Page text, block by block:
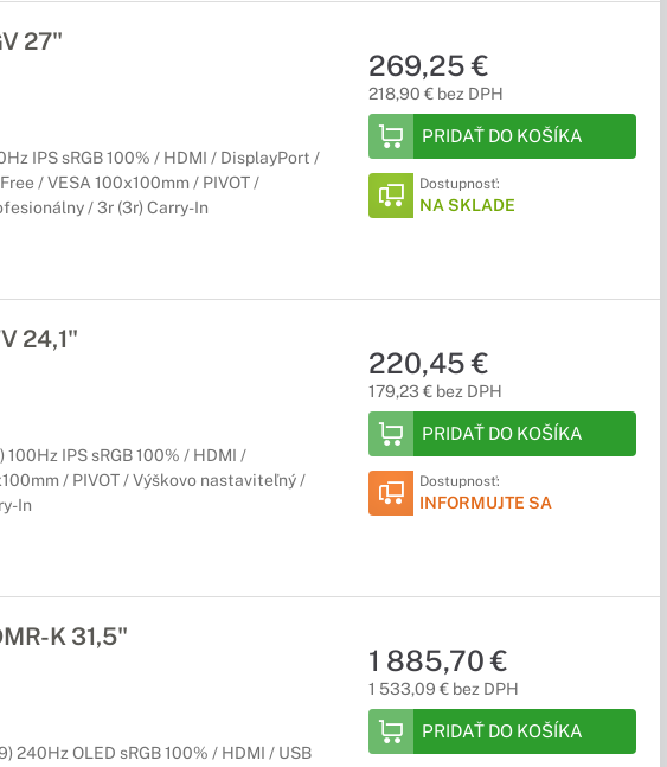
27"
IPS sRGB 100% / HDMI / DisplayPort /
/ VESA 100x100mm / PIVOT /
/ 3r (3r) Carry-In
269,25 €
218,90 € bez DPH
PRIDAŤ DO KOŠÍKA
Dostupnosť:
NA SKLADE
24,1"
IPS sRGB 100% / HDMI /
/ PIVOT / Výškovo nastaviteľný /
In
220,45 €
179,23 € bez DPH
PRIDAŤ DO KOŠÍKA
Dostupnosť:
INFORMUJTE SA
K 31,5"
240Hz OLED sRGB 100% / HDMI / USB
1 885,70 €
1 533,09 € bez DPH
PRIDAŤ DO KOŠÍKA